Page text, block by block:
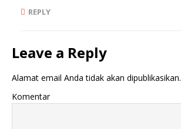
REPLY
Leave a Reply
Alamat email Anda tidak akan dipublikasikan.
Komentar